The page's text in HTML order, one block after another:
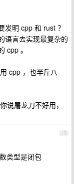
发明 cpp 和 rust ？
语言去实现最复杂的
cpp 。
cpp ，也半斤八
说屠龙刀不好用，
15
类型是闭包